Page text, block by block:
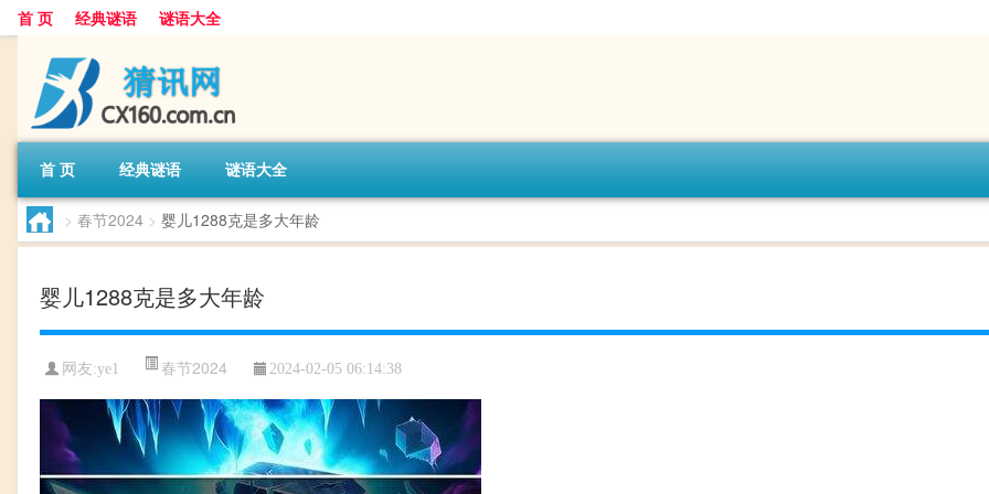
首 页 经典谜语 谜语大全
首 页 经典谜语 谜语大全
> 春节2024 > 婴儿1288克是多大年龄
婴儿1288克是多大年龄
网友:ye1 春节2024 2024-02-05 06:14:38